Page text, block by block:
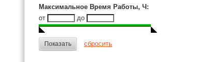
Максимальное Время Работы, Ч :
от
до
Показать сбросить